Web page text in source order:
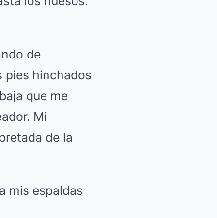
de
pies hinchados
que me
Mi
de la
mis espaldas